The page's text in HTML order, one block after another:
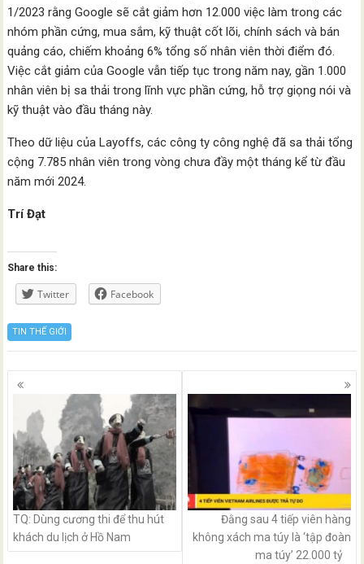
1/2023 rằng Google sẽ cắt giảm hơn 12.000 việc làm trong các
nhóm phần cứng, mua sắm, kỹ thuật cốt lõi, chính sách và bán
quảng cáo, chiếm khoảng 6% tổng số nhân viên thời điểm đó.
Việc cắt giảm của Google vẫn tiếp tục trong năm nay, gần 1.000
nhân viên bị sa thải trong lĩnh vực phần cứng, hỗ trợ giọng nói và
kỹ thuật vào đầu tháng này.
Theo dữ liệu của Layoffs, các công ty công nghệ đã sa thải tổng
cộng 7.785 nhân viên trong vòng chưa đầy một tháng kể từ đầu
năm mới 2024.
Trí Đạt
Share this:
Twitter Facebook
TIN THẾ GIỚI
Posts
navigation
TQ: Dùng cương thi để thu hút
khách du lịch ở Hồ Nam
Đằng sau 4 tiếp viên hàng
không xách ma túy là ‘tập đoàn
ma túy’ 22.000 tỷ